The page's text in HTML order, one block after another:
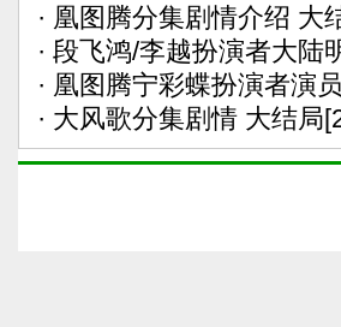
· 凰图腾分集剧情介绍 大
· 段飞鸿/李越扮演者大陆
· 凰图腾宁彩蝶扮演者演
· 大风歌分集剧情 大结局